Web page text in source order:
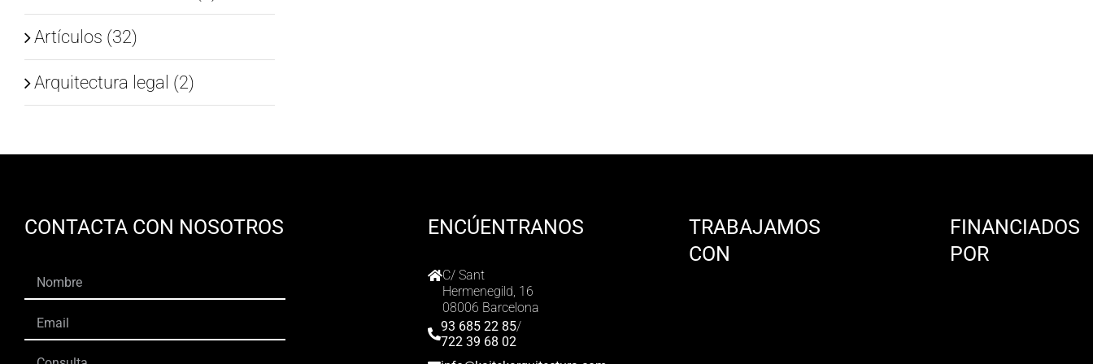
Artículos (32)
Arquitectura legal (2)
CONTACTA CON NOSOTROS ENCÚENTRANOS
C/ Sant
Hermenegild, 16
08006 Barcelona
93 685 22 85/
722 39 68 02
TRABAJAMOS
CON
FINANCIADOS
POR